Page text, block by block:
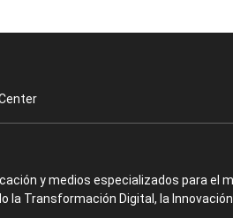
y medios especializados para
Transformación Digital, la Innovación